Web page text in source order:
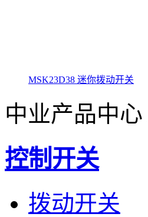
MSK23D38 迷你拨动开关
中业产品中心
控制开关
拨动开关